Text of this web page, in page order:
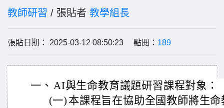
教師研習 / 張貼者 教學組長
張貼日期： 2025-03-12 08:50:23 點閱： 189
一、 AI與生命教育議題研習課程對象：
(一) 本課程旨在協助全國教師將生